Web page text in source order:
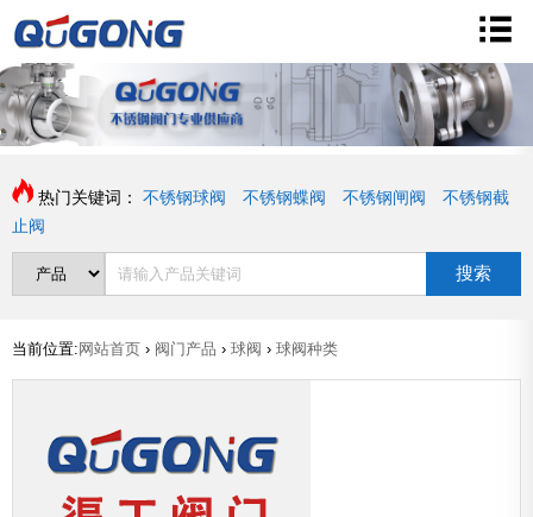
热门关键词： 不锈钢球阀 不锈钢蝶阀 不锈钢闸阀
不锈钢截
止阀
搜索
当前位置: 网站首页 › 阀门产品 › 球阀 › 球阀种类